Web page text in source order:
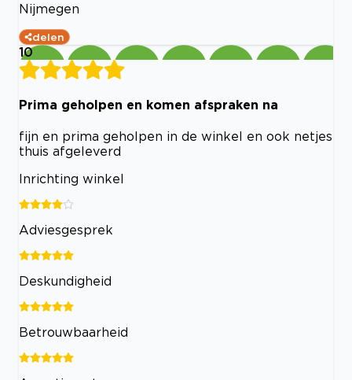
Nijmegen
delen
10
Prima geholpen en komen afspraken na
fijn en prima geholpen in de winkel en ook netjes
thuis afgeleverd
Inrichting winkel
Adviesgesprek
Deskundigheid
Betrouwbaarheid